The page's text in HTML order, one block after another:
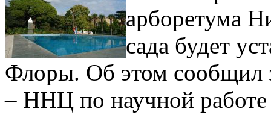
арборетума
сада будет
Флоры. Об этом сообщил
– ННЦ по научной работе